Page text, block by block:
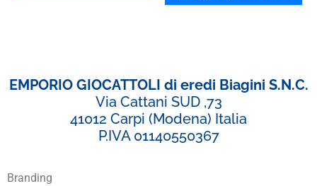
EMPORIO GIOCATTOLI di eredi Biagini S.N.C.
Via Cattani SUD ,73
41012 Carpi (Modena) Italia
P.IVA 01140550367
Branding